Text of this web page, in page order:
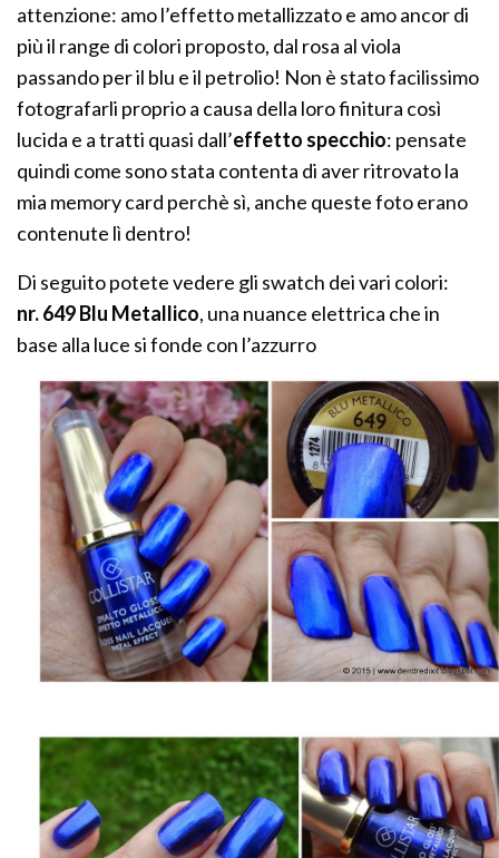
attenzione: amo l’effetto metallizzato e amo ancor di
più il range di colori proposto, dal rosa al viola
passando per il blu e il petrolio! Non è stato facilissimo
fotografarli proprio a causa della loro finitura così
lucida e a tratti quasi dall’effetto specchio: pensate
quindi come sono stata contenta di aver ritrovato la
mia memory card perchè sì, anche queste foto erano
contenute lì dentro!
Di seguito potete vedere gli swatch dei vari colori:
nr. 649 Blu Metallico, una nuance elettrica che in
base alla luce si fonde con l’azzurro